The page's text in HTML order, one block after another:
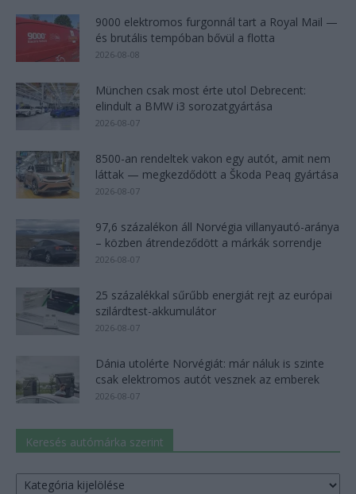
9000 elektromos furgonnál tart a Royal Mail —
és brutális tempóban bővül a flotta
2026-08-08
München csak most érte utol Debrecent:
elindult a BMW i3 sorozatgyártása
2026-08-07
8500-an rendeltek vakon egy autót, amit nem
láttak — megkezdődött a Škoda Peaq gyártása
2026-08-07
97,6 százalékon áll Norvégia villanyautó-aránya
– közben átrendeződött a márkák sorrendje
2026-08-07
25 százalékkal sűrűbb energiát rejt az európai
szilárdtest-akkumulátor
2026-08-07
Dánia utolérte Norvégiát: már náluk is szinte
csak elektromos autót vesznek az emberek
2026-08-07
Keresés autómárka szerint
Keresés
autómárka